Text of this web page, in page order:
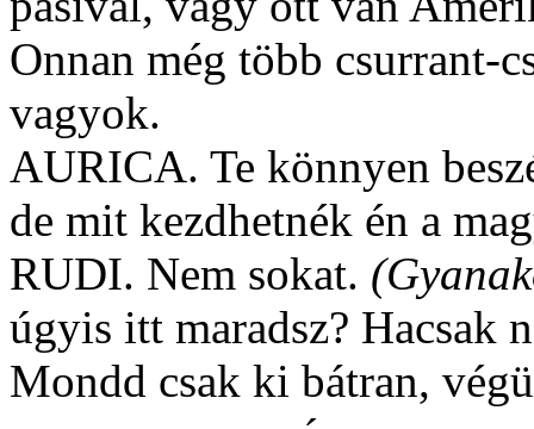
Onnan még több csurrant-
vagyok.
AURICA. Te könnyen
de mit kezdhetnék én a
RUDI. Nem sokat.
úgyis itt maradsz? Hacsak
Mondd csak ki bátran,